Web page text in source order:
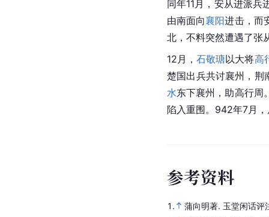
同年11月，安从进派兵
由南面向襄阳进击，而
北，不料突然遭遇了张
12月，石敬瑭以大将高
楚国出兵共讨襄州，荆
水东下襄州，助高行周
陷入重围。942年7月
参考资料
1. 蒲向明著. 玉堂闲话评